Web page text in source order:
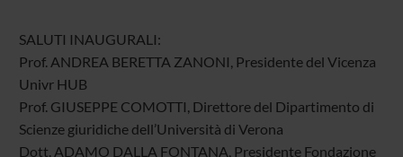
SALUTI INAUGURALI:
Prof. ANDREA BERETTA ZANONI, Presidente del Vicenza
Univr HUB
Prof. GIUSEPPE COMOTTI, Direttore del Dipartimento di
Scienze giuridiche dell’Università di Verona
Dott. ADAMO DALLA FONTANA, Presidente Fondazione